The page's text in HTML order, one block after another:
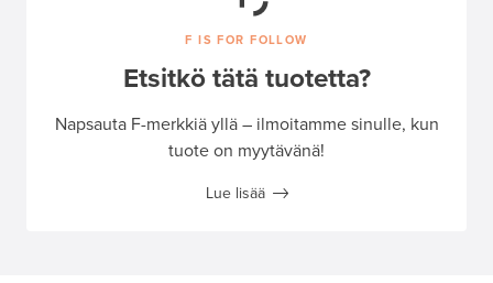
F IS FOR FOLLOW
Etsitkö tätä tuotetta?
Napsauta F-merkkiä yllä – ilmoitamme sinulle, kun
tuote on myytävänä!
Lue lisää